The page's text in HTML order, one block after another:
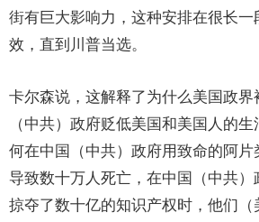
街有巨大影响力，这种安排在很长
效，直到川普当选。
卡尔森说，这解释了为什么美国政界
（中共）政府贬低美国和美国人的
何在中国（中共）政府用致命的阿片
导致数十万人死亡，在中国（中共）
掠夺了数十亿的知识产权时，他们